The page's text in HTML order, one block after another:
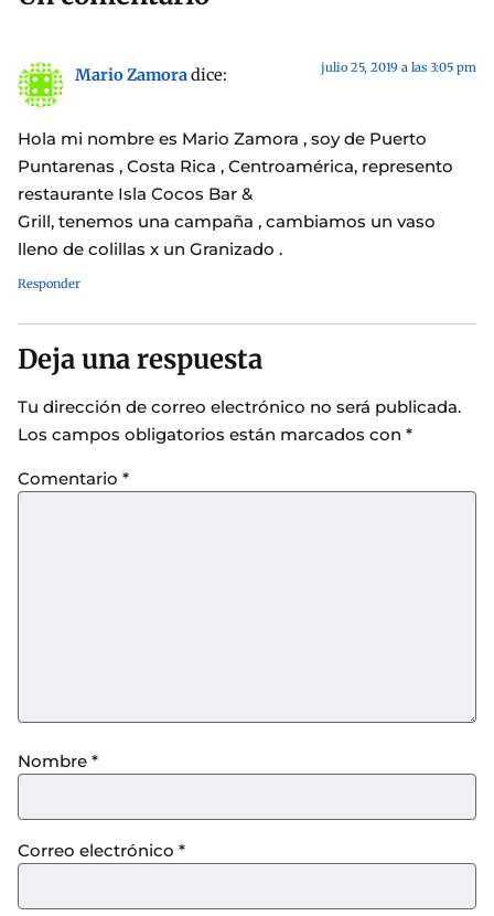
Mario Zamoradice: julio 25, 2019 a las 3:05 pm
Hola mi nombre es Mario Zamora , soy de Puerto
Puntarenas , Costa Rica , Centroamérica, represento
restaurante Isla Cocos Bar &
Grill, tenemos una campaña , cambiamos un vaso
lleno de colillas x un Granizado .
Responder
Deja una respuesta
Tu dirección de correo electrónico no será publicada.
Los campos obligatorios están marcados con *
Comentario *
Nombre *
Correo electrónico *